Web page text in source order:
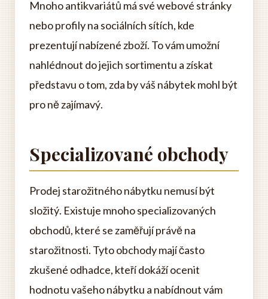
Mnoho antikvariátů má své webové stránky
nebo profily na sociálních sítích, kde
prezentují nabízené zboží. To vám umožní
nahlédnout do jejich sortimentu a získat
představu o tom, zda by váš nábytek mohl být
pro ně zajímavý.
Specializované obchody
Prodej starožitného nábytku nemusí být
složitý. Existuje mnoho specializovaných
obchodů, které se zaměřují právě na
starožitnosti. Tyto obchody mají často
zkušené odhadce, kteří dokáží ocenit
hodnotu vašeho nábytku a nabídnout vám